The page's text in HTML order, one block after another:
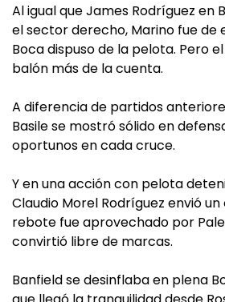
Al igual que James Rodríguez en
el sector derecho, Marino fue de
Boca dispuso de la pelota. Pero
balón más de la cuenta.
A diferencia de partidos
Basile se mostró sólido en
oportunos en cada cruce.
Y en una acción con pelota
Claudio Morel Rodríguez envió
rebote fue aprovechado por
convirtió libre de marcas.
Banfield se desinflaba en plena